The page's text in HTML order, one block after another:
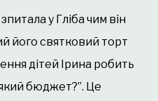
у Гліба чим він
його святковий торт
дітей Ірина робить
бюджет?”. Це